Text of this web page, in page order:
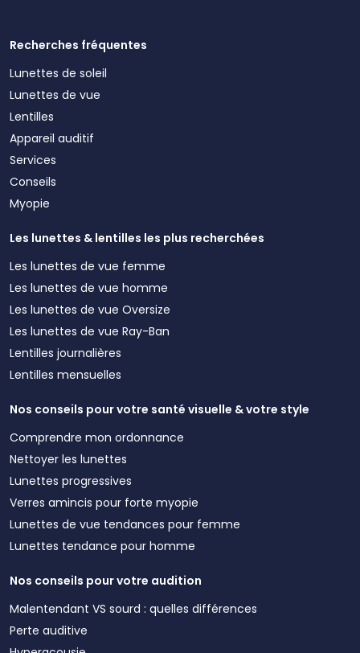
Recherches fréquentes
Lunettes de soleil
Lunettes de vue
Lentilles
Appareil auditif
Services
Conseils
Myopie
Les lunettes & lentilles les plus recherchées
Les lunettes de vue femme
Les lunettes de vue homme
Les lunettes de vue Oversize
Les lunettes de vue Ray-Ban
Lentilles journalières
Lentilles mensuelles
Nos conseils pour votre santé visuelle & votre style
Comprendre mon ordonnance
Nettoyer les lunettes
Lunettes progressives
Verres amincis pour forte myopie
Lunettes de vue tendances pour femme
Lunettes tendance pour homme
Nos conseils pour votre audition
Malentendant VS sourd : quelles différences
Perte auditive